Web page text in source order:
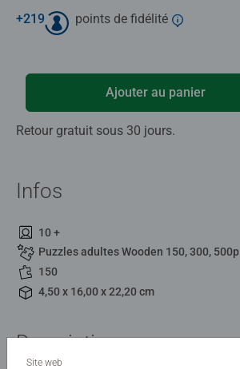
+219 points de fidélité
Ajouter au panier
Retour gratuit sous 30 jours.
Infos
10 +
Puzzles adultes Wooden 150, 300, 500p
150
4,50 x 16,00 x 22,20 cm
Description
Site web